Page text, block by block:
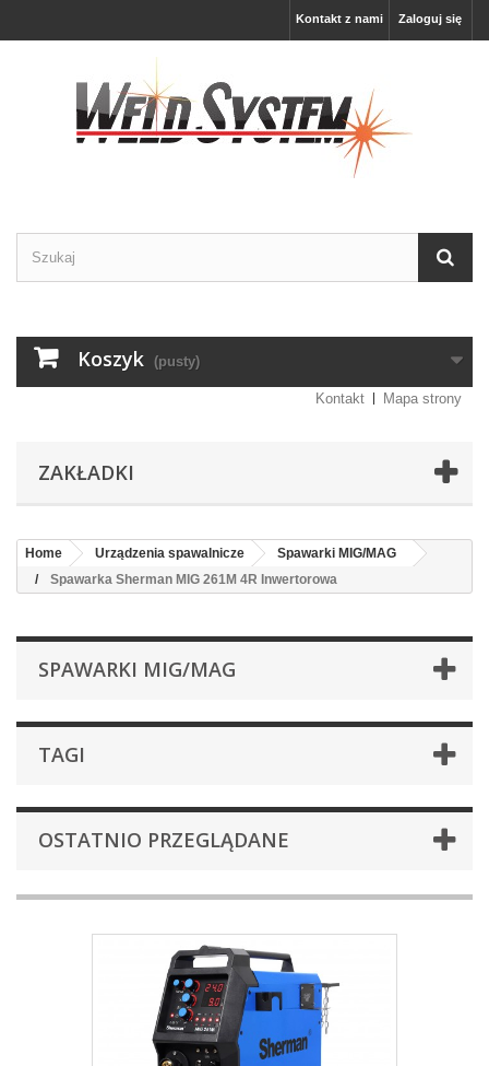
Zaloguj się
Kontakt z nami
Koszyk (pusty)
Kontakt Mapa strony
ZAKŁADKI
Home Urządzenia spawalnicze
Spawarki MIG/MAG
Spawarka Sherman MIG 261M 4R Inwertorowa
SPAWARKI MIG/MAG
TAGI
OSTATNIO PRZEGLĄDANE